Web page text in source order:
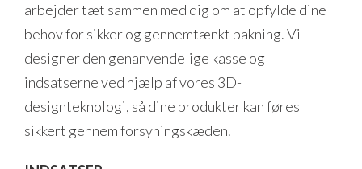
arbejder tæt sammen med dig om at opfylde dine
behov for sikker og gennemtænkt pakning. Vi
designer den genanvendelige kasse og
indsatserne ved hjælp af vores 3D-
designteknologi, så dine produkter kan føres
sikkert gennem forsyningskæden.